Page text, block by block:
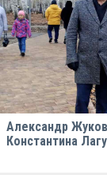
Александр
Константина